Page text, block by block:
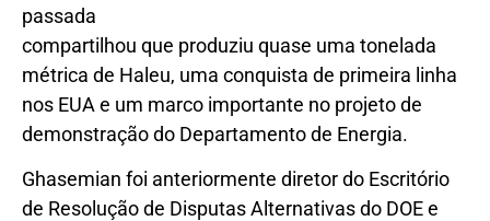
passada
compartilhou que produziu quase uma tonelada
métrica de Haleu, uma conquista de primeira linha
nos EUA e um marco importante no projeto de
demonstração do Departamento de Energia.
Ghasemian foi anteriormente diretor do Escritório
de Resolução de Disputas Alternativas do DOE e